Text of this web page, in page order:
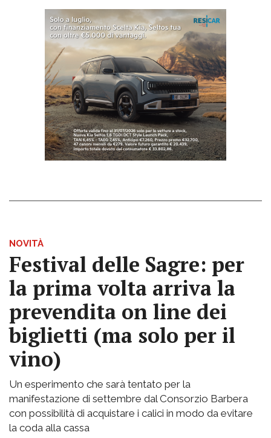
NOVITÀ
Festival delle Sagre: per
la prima volta arriva la
prevendita on line dei
biglietti (ma solo per il
vino)
Un esperimento che sarà tentato per la
manifestazione di settembre dal Consorzio Barbera
con possibilità di acquistare i calici in modo da evitare
la coda alla cassa